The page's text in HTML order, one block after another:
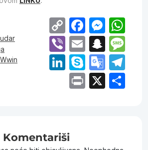
Wwin
Copy
Link
ViberEmail
LinkedIn
Skype
Print
X
Komentariši